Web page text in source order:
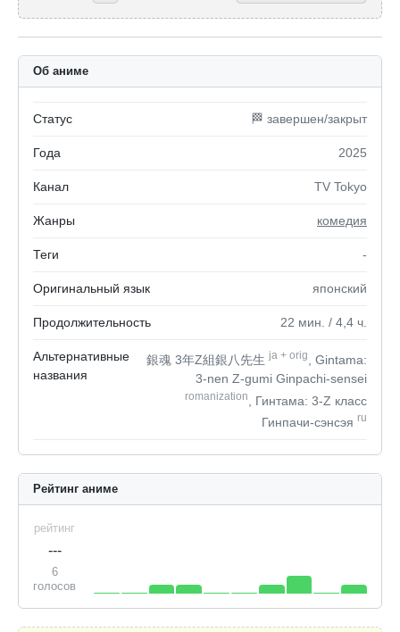
Об аниме
Статус 🏁 завершен/закрыт
Года 2025
Канал TV Tokyo
Жанры комедия
Теги -
Оригинальный язык японский
Продолжительность 22 мин. / 4,4 ч.
Альтернативные
названия
銀魂 3年Z組銀八先生ja + orig
, Gintama:
3-nen Z-gumi Ginpachi-sensei
romanization
, Гинтама: 3-Z класс
Гинпачи-сэнсэя ru
Рейтинг аниме
рейтинг
---
6
голосов